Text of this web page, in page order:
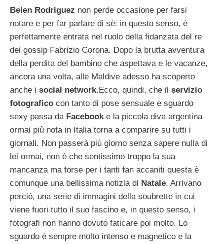
Belen Rodriguez non perde occasione per farsi
notare e per far parlare di sè: in questo senso, è
perfettamente entrata nel ruolo della fidanzata del re
dei gossip Fabrizio Corona. Dopo la brutta avventura
della perdita del bambino che aspettava e le vacanze,
ancora una volta, alle Maldive adesso ha scoperto
anche i social network.Ecco, quindi, che il servizio
fotografico con tanto di pose sensuale e sguardo
sexy passa da Facebook e la piccola diva argentina
ormai più nota in Italia torna a comparire su tutti i
giornali. Non passerà più giorno senza sapere nulla di
lei ormai, non è che sentissimo troppo la sua
mancanza ma forse per i tanti fan accaniti questa è
comunque una bellissima notizia di Natale. Arrivano
perciò, una serie di immagini della soubrette in cui
viene fuori tutto il suo fascino e, in questo senso, i
fotografi non hanno dovuto faticare poi molto. Lo
sguardo è sempre molto intenso e magnetico e la